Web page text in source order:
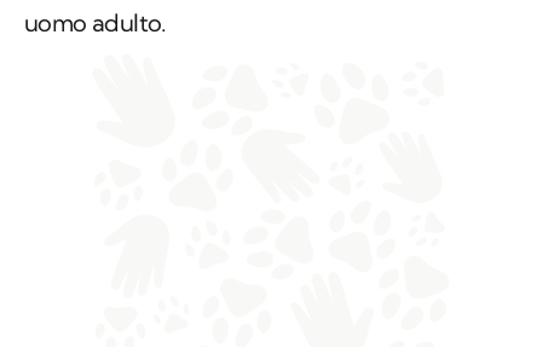
uomo adulto.